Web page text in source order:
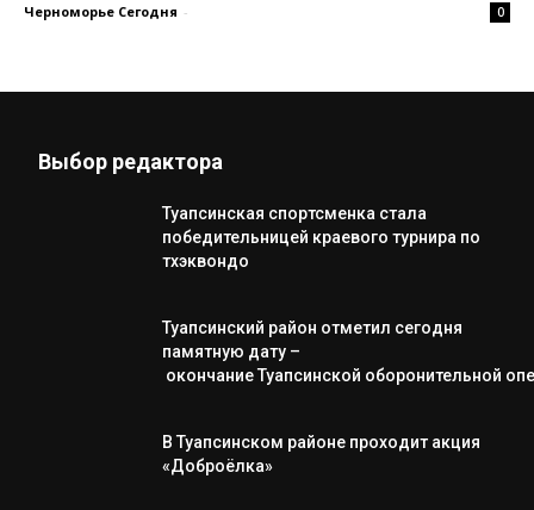
Черноморье Сегодня - 0
Выбор редактора
Туапсинская спортсменка стала
победительницей краевого турнира по
тхэквондо
Туапсинский район отметил сегодня
памятную дату –
окончание Туапсинской оборонительной
В Туапсинском районе проходит акция
«Доброёлка»